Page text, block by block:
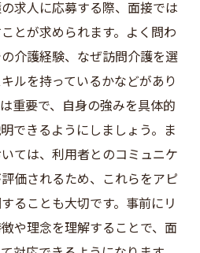
求人に応募する際、面接では
とが求められます。よく問わ
介護経験、なぜ訪問介護を選
ルを持っているかなどがあり
重要で、自身の強みを具体的
できるようにしましょう。ま
ては、利用者とのコミュニケ
価されるため、これらをアピ
ることも大切です。事前にリ
や理念を理解することで、面